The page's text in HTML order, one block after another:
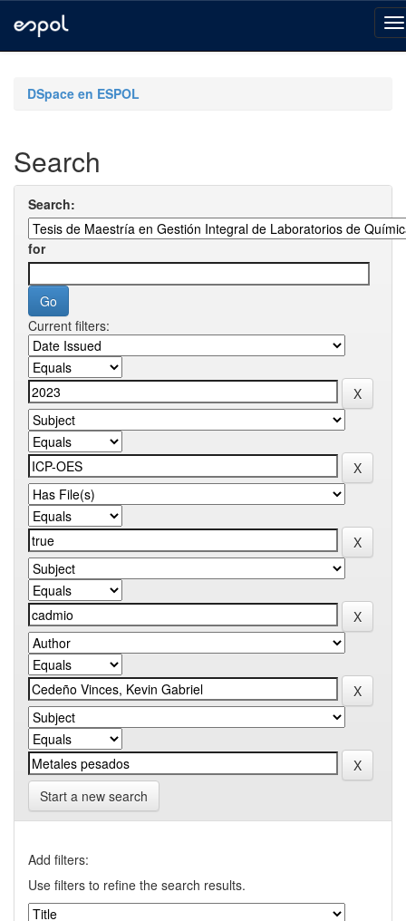
navigationDSpace en ESPOL
Search
Search:
for
Current filters:
Start a new search
Add filters:
Use filters to refine the search results.